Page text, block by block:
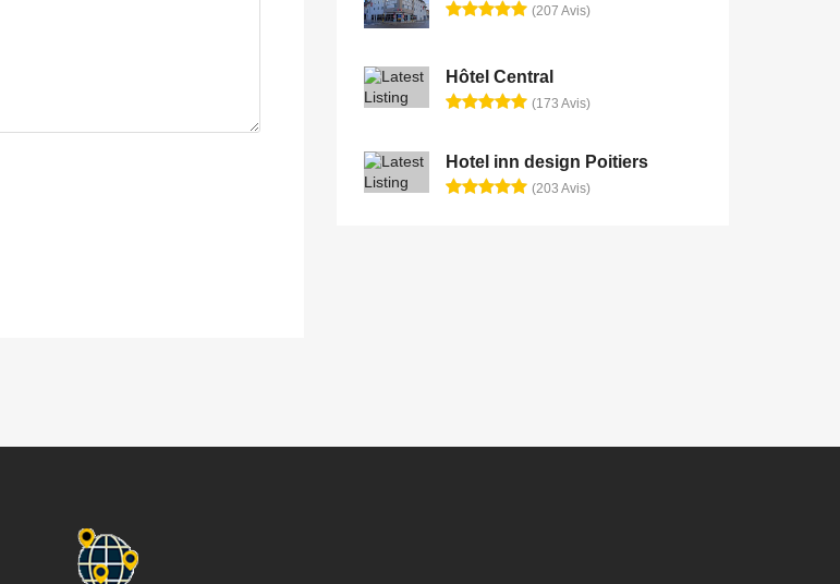
(207 Avis)
Hôtel Central
(173 Avis)
Hotel inn design Poitiers
(203 Avis)